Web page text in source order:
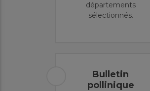
départements
sélectionnés.
Bulletin
pollinique